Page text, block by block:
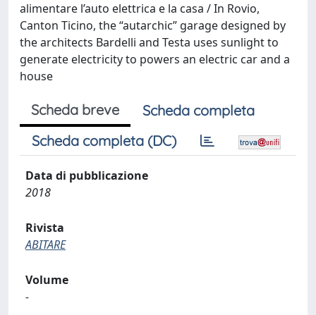
alimentare l’auto elettrica e la casa / In Rovio,
Canton Ticino, the “autarchic” garage designed by
the architects Bardelli and Testa uses sunlight to
generate electricity to powers an electric car and a
house
Scheda breve
Scheda completa
Scheda completa (DC)
Data di pubblicazione
2018
Rivista
ABITARE
Volume
-